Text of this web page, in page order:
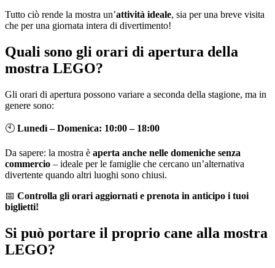
Tutto ciò rende la mostra un’attività ideale, sia per una breve visita
che per una giornata intera di divertimento!
Quali sono gli orari di apertura della
mostra LEGO?
Gli orari di apertura possono variare a seconda della stagione, ma in
genere sono:
🕙 Lunedì – Domenica: 10:00 – 18:00
Da sapere: la mostra è aperta anche nelle domeniche senza
commercio – ideale per le famiglie che cercano un’alternativa
divertente quando altri luoghi sono chiusi.
📅 Controlla gli orari aggiornati e prenota in anticipo i tuoi
biglietti!
Si può portare il proprio cane alla mostra
LEGO?